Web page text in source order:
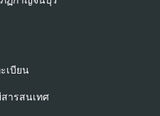
เบียน
ารสนเทศ